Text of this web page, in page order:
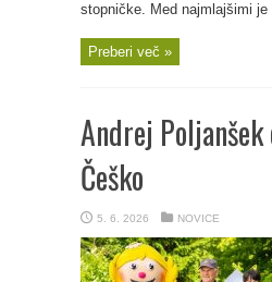
stopničke. Med najmlajšimi je
Preberi več »
Andrej Poljanšek
Češko
5. 6. 2026 NOVICE